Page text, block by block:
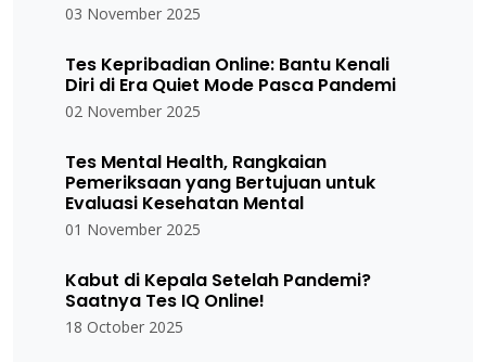
03 November 2025
Tes Kepribadian Online: Bantu Kenali
Diri di Era Quiet Mode Pasca Pandemi
02 November 2025
Tes Mental Health, Rangkaian
Pemeriksaan yang Bertujuan untuk
Evaluasi Kesehatan Mental
01 November 2025
Kabut di Kepala Setelah Pandemi?
Saatnya Tes IQ Online!
18 October 2025